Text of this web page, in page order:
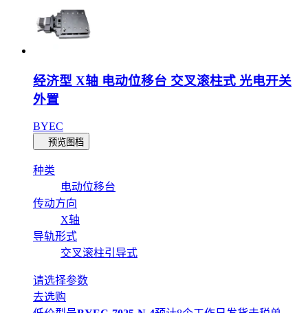
经济型 X轴 电动位移台 交叉滚柱式 光电开关
外置
BYEC
预览图档
种类
电动位移台
传动方向
X轴
导轨形式
交叉滚柱引导式
请选择参数
去选购